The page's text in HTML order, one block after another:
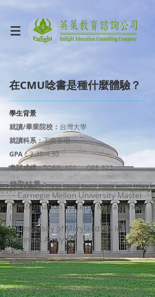
在CMU唸書是種什麼體驗？
學生背景
就讀/畢業院校： 台灣大學
就讀科系：工商管理
GPA：3.33/4.30
考試成績：TOEFL 101 GRE 322
錄取結果：
・Carnegie Mellon University Master
of Information Systems Management
(獎)
・University of Maryland MS in
Business Analytics
顧問的話：
卡內基大學（Carnegie Mellon University，
CMU）可能是不少同學的Dream School，不